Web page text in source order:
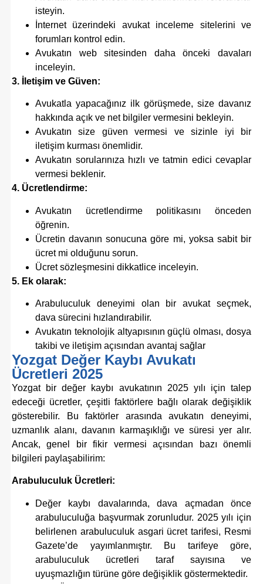
isteyin.
İnternet üzerindeki avukat inceleme sitelerini ve
forumları kontrol edin.
Avukatın web sitesinden daha önceki davaları
inceleyin.
3. İletişim ve Güven:
Avukatla yapacağınız ilk görüşmede, size davanız
hakkında açık ve net bilgiler vermesini bekleyin.
Avukatın size güven vermesi ve sizinle iyi bir
iletişim kurması önemlidir.
Avukatın sorularınıza hızlı ve tatmin edici cevaplar
vermesi beklenir.
4. Ücretlendirme:
Avukatın ücretlendirme politikasını önceden
öğrenin.
Ücretin davanın sonucuna göre mi, yoksa sabit bir
ücret mi olduğunu sorun.
Ücret sözleşmesini dikkatlice inceleyin.
5. Ek olarak:
Arabuluculuk deneyimi olan bir avukat seçmek,
dava sürecini hızlandırabilir.
Avukatın teknolojik altyapısının güçlü olması, dosya
takibi ve iletişim açısından avantaj sağlar
Yozgat Değer Kaybı Avukatı
Ücretleri 2025
Yozgat bir değer kaybı avukatının 2025 yılı için talep
edeceği ücretler, çeşitli faktörlere bağlı olarak değişiklik
gösterebilir. Bu faktörler arasında avukatın deneyimi,
uzmanlık alanı, davanın karmaşıklığı ve süresi yer alır.
Ancak, genel bir fikir vermesi açısından bazı önemli
bilgileri paylaşabilirim:
Arabuluculuk Ücretleri:
Değer kaybı davalarında, dava açmadan önce
arabuluculuğa başvurmak zorunludur. 2025 yılı için
belirlenen arabuluculuk asgari ücret tarifesi, Resmi
Gazete’de yayımlanmıştır. Bu tarifeye göre,
arabuluculuk ücretleri taraf sayısına ve
uyuşmazlığın türüne göre değişiklik göstermektedir.